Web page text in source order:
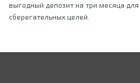
выгодный депозит на три месяца
сберегательных целей.